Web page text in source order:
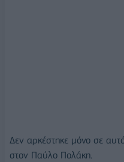
Δεν αρκέστηκε μόνο σε
στον Παύλο Πολάκη.